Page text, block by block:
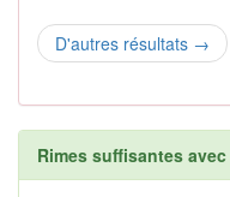
D'autres résultats →
Rimes suffisantes avec